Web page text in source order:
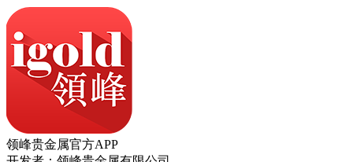
领峰贵金属官方APP